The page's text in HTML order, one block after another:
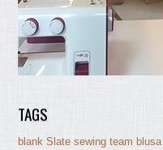
TAGS
blank Slate sewing team blusa